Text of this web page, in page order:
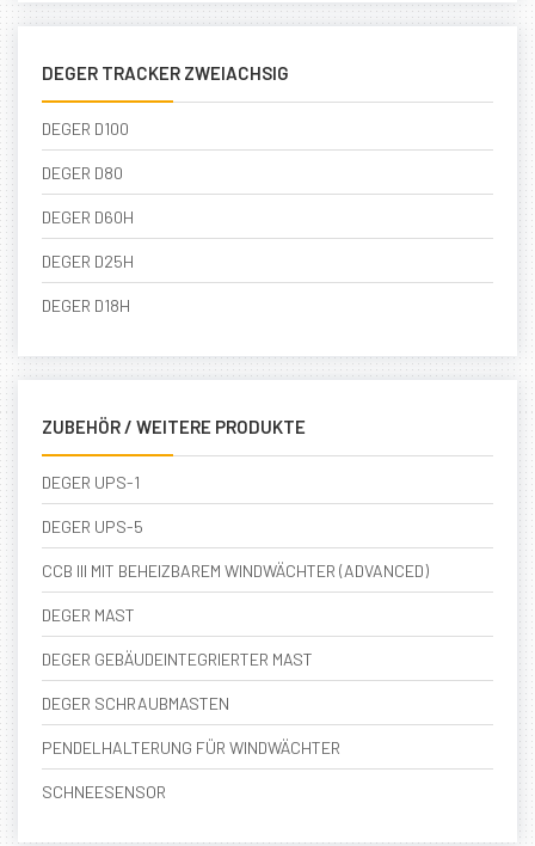
DEGER TRACKER ZWEIACHSIG
DEGER D100
DEGER D80
DEGER D60H
DEGER D25H
DEGER D18H
ZUBEHÖR / WEITERE PRODUKTE
DEGER UPS-1
DEGER UPS-5
CCB III MIT BEHEIZBAREM WINDWÄCHTER (ADVANCED)
DEGER MAST
DEGER GEBÄUDEINTEGRIERTER MAST
DEGER SCHRAUBMASTEN
PENDELHALTERUNG FÜR WINDWÄCHTER
SCHNEESENSOR